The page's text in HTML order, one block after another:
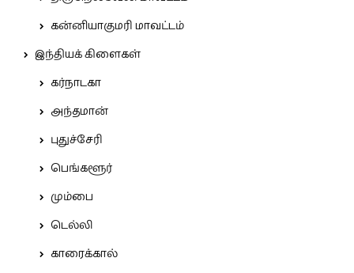
கன்னியாகுமரி மாவட்டம்
இந்தியக் கிளைகள்
கர்நாடகா
அந்தமான்
புதுச்சேரி
பெங்களூர்
மும்பை
டெல்லி
காரைக்கால்